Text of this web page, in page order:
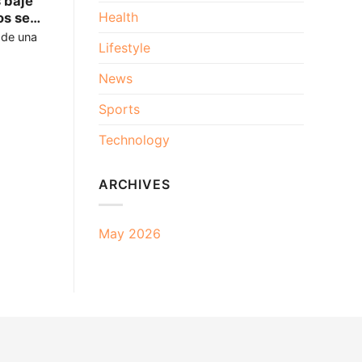
se
una
Health
Lifestyle
News
Sports
Technology
ARCHIVES
May 2026